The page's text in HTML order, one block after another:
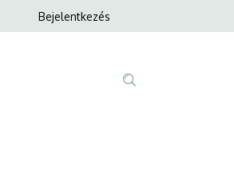
Anonim
Bejelentkezés